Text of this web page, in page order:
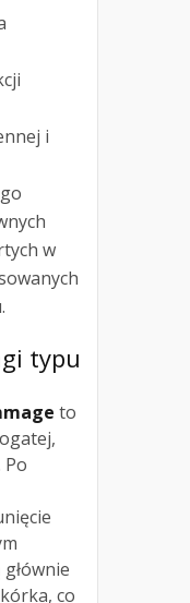
i
w
typu
to
co